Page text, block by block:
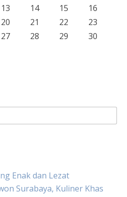
13 14 15
16
20 21 22
23
27 28 29
30
Enak dan Lezat
Surabaya, Kuliner Khas